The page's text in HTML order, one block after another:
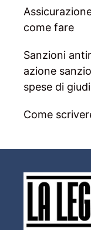
come fare
Sanzioni
azione
spese di
Come